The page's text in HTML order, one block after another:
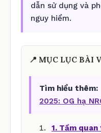
dẫn sử dụng và
nguy hiểm.
📍 MỤC LỤC BÀI
Tìm hiểu thêm:
2025: OG hạ
1. Tầm